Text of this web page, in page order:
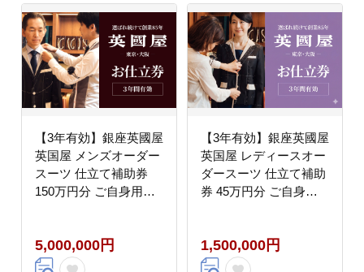
【3年有効】銀座英國屋
英国屋 メンズオーダー
スーツ 仕立て補助券
150万円分 ご自身用包
5,000,000円
【3年有効】銀座英國屋
英国屋 レディースオー
ダースーツ 仕立て補助
券 45万円分 ご自身用
1,500,000円